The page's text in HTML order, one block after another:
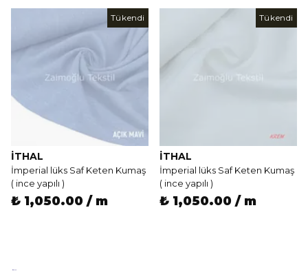
Tükendi
İTHAL
İmperial lüks Saf Keten Kumaş
( ince yapılı )
₺ 1,050.00 / m
Tükendi
İTHAL
İmperial lüks Saf Keten Kumaş
( ince yapılı )
₺ 1,050.00 / m